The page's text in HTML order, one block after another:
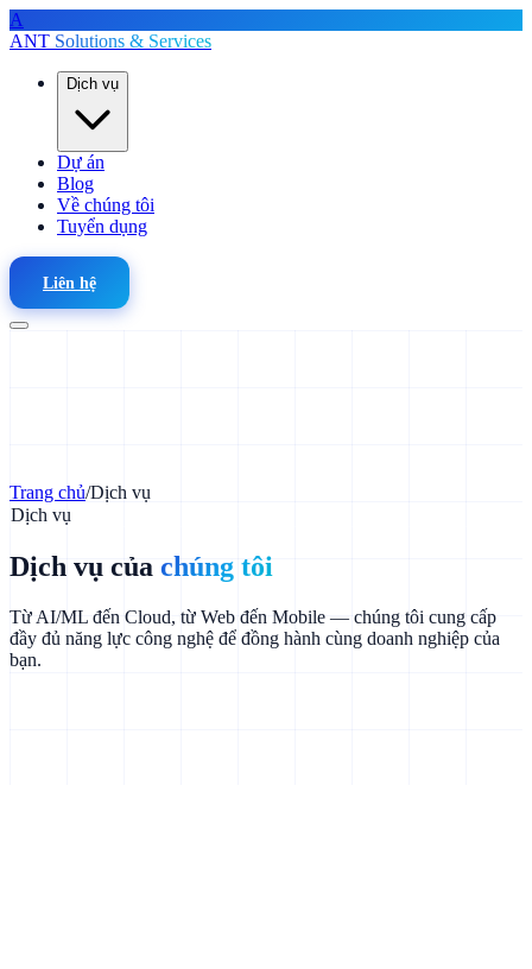
A
ANT Solutions & Services
Dịch vụ
Dự án
Blog
Về chúng tôi
Tuyển dụng
Liên hệ
Trang chủ/Dịch vụ
Dịch vụ
Dịch vụ của chúng tôi
Từ AI/ML đến Cloud, từ Web đến Mobile — chúng tôi cung cấp
đầy đủ năng lực công nghệ để đồng hành cùng doanh nghiệp của
bạn.